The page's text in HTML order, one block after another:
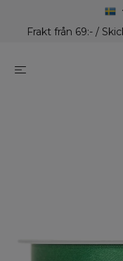
Frakt från 69:- /